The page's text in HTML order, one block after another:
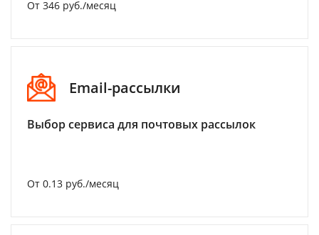
От 346 руб./месяц
Email-рассылки
Выбор сервиса для почтовых рассылок
От 0.13 руб./месяц